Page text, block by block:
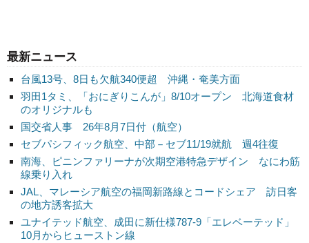
最新ニュース
台風13号、8日も欠航340便超 沖縄・奄美方面
羽田1タミ、「おにぎりこんが」8/10オープン 北海道食材
のオリジナルも
国交省人事 26年8月7日付（航空）
セブパシフィック航空、中部－セブ11/19就航 週4往復
南海、ピニンファリーナが次期空港特急デザイン なにわ筋
線乗り入れ
JAL、マレーシア航空の福岡新路線とコードシェア 訪日客
の地方誘客拡大
ユナイテッド航空、成田に新仕様787-9「エレベーテッド」
10月からヒューストン線